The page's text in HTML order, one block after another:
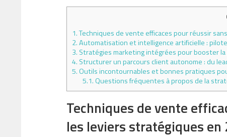
1.Techniques de vente efficaces pour réussir
2.Automatisation et intelligence artificielle :
3. Stratégies marketing intégrées pour booster
4. Structurer un parcours client autonome : du
5.Outils incontournables et bonnes pratiques
5.1.Questions fréquentes à propos de la
Techniques de vente
les leviers stratégiques en